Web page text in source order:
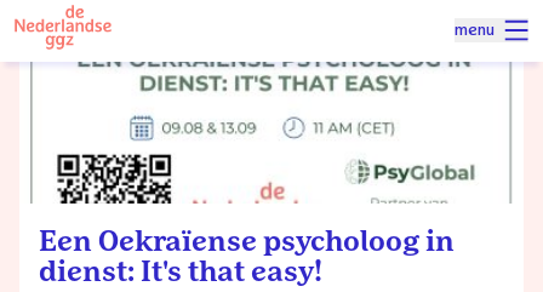
Spring naar hoofdinhoud
menu
Een Oekraïense psycholoog in
dienst: It's that easy!